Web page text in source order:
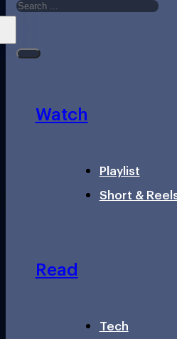
Watch
Playlist
Short &
Read
Tech